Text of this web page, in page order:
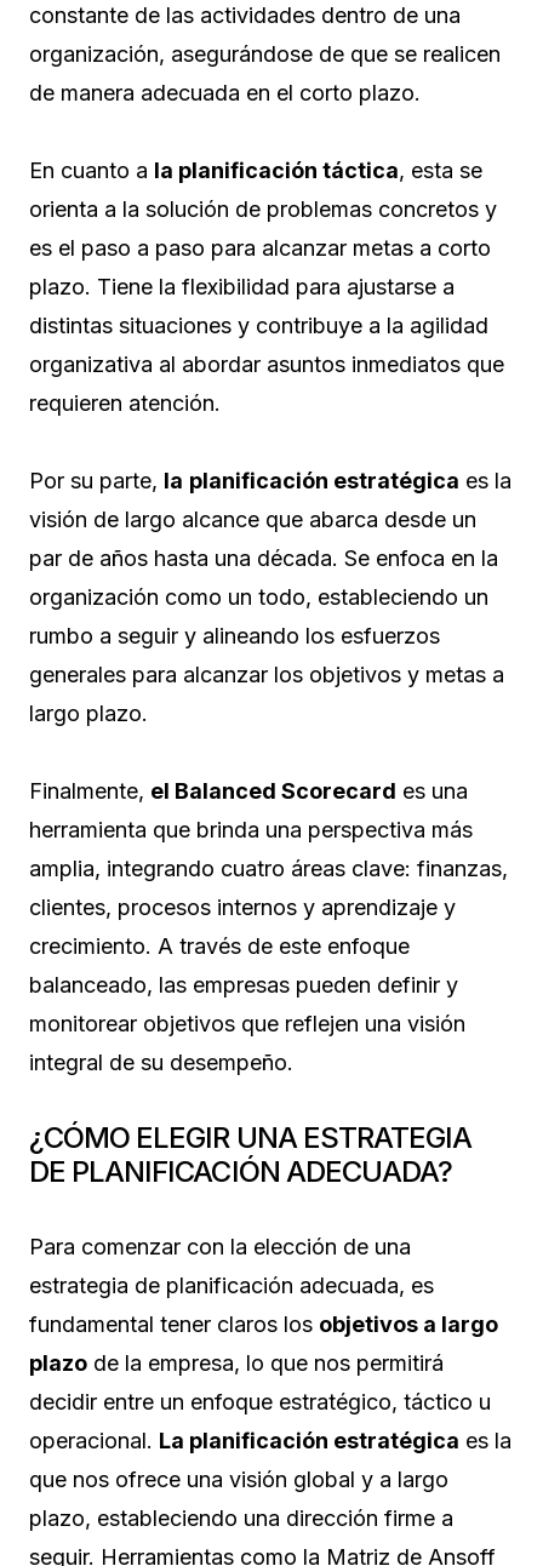
constante de las actividades dentro de una
organización, asegurándose de que se realicen
de manera adecuada en el corto plazo.
En cuanto a la planificación táctica, esta se
orienta a la solución de problemas concretos y
es el paso a paso para alcanzar metas a corto
plazo. Tiene la flexibilidad para ajustarse a
distintas situaciones y contribuye a la agilidad
organizativa al abordar asuntos inmediatos que
requieren atención.
Por su parte, la planificación estratégica es la
visión de largo alcance que abarca desde un
par de años hasta una década. Se enfoca en la
organización como un todo, estableciendo un
rumbo a seguir y alineando los esfuerzos
generales para alcanzar los objetivos y metas a
largo plazo.
Finalmente, el Balanced Scorecard es una
herramienta que brinda una perspectiva más
amplia, integrando cuatro áreas clave: finanzas,
clientes, procesos internos y aprendizaje y
crecimiento. A través de este enfoque
balanceado, las empresas pueden definir y
monitorear objetivos que reflejen una visión
integral de su desempeño.
¿CÓMO ELEGIR UNA ESTRATEGIA
DE PLANIFICACIÓN ADECUADA?
Para comenzar con la elección de una
estrategia de planificación adecuada, es
fundamental tener claros los objetivos a largo
plazo de la empresa, lo que nos permitirá
decidir entre un enfoque estratégico, táctico u
operacional. La planificación estratégica es la
que nos ofrece una visión global y a largo
plazo, estableciendo una dirección firme a
seguir. Herramientas como la Matriz de Ansoff